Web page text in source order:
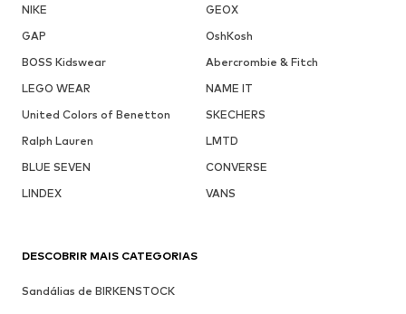
NIKE
GEOX
GAP
OshKosh
BOSS Kidswear
Abercrombie & Fitch
LEGO WEAR
NAME IT
United Colors of Benetton
SKECHERS
Ralph Lauren
LMTD
BLUE SEVEN
CONVERSE
LINDEX
VANS
DESCOBRIR MAIS CATEGORIAS
Sandálias de BIRKENSTOCK